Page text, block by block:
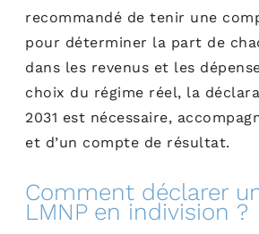
recommandé de tenir une
pour déterminer la part de
dans les revenus et les
choix du régime réel, la
2031 est nécessaire,
et d’un compte de résultat.
Comment déclarer
LMNP en indivision ?